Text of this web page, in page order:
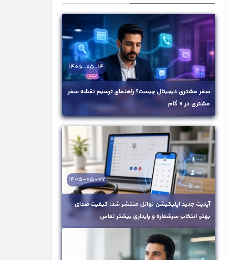
سفر مشتری دیجیتال چیست؟ راهنمای ترسیم نقشه سفر
مشتری در ۷ گام
1405-05-14
آپدیت جدید اپلیکیشن نواتل منتشر شد: کیفیت صدای
بهتر، انتخاب سرشماره و پایداری بیشتر تماس
1405-05-07